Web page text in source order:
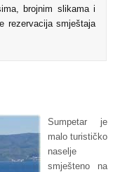
brojnim slikama i
rezervacija smještaja
Sumpetar je
malo turističko
naselje
smješteno na